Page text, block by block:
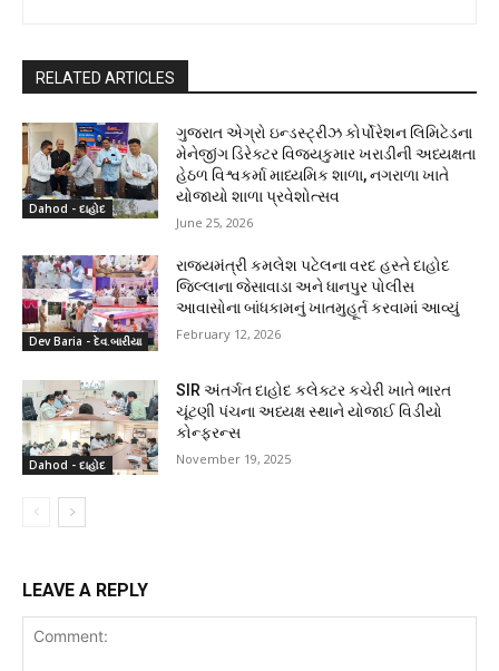
RELATED ARTICLES
Dahod - દાહોદ
ગુજરાત એગ્રો ઇન્ડસ્ટ્રીઝ કોર્પોરેશન લિમિટેડના
મેનેજીંગ ડિરેક્ટર વિજયકુમાર ખરાડીની અધ્યક્ષતા
હેઠળ વિશ્વકર્મા માધ્યમિક શાળા, નગરાળા ખાતે
યોજાયો શાળા પ્રવેશોત્સવ
June 25, 2026
Dev Baria - દેવ.બારીયા
રાજ્યમંત્રી કમલેશ પટેલના વરદ હસ્તે દાહોદ
જિલ્લાના જેસાવાડા અને ધાનપુર પોલીસ
આવાસોના બાંધકામનું ખાતમુહૂર્ત કરવામાં આવ્યું
February 12, 2026
Dahod - દાહોદ
SIR અંતર્ગત દાહોદ કલેક્ટર કચેરી ખાતે ભારત
ચૂંટણી પંચના અધ્યક્ષ સ્થાને યોજાઈ વિડીયો
કોન્ફરન્સ
November 19, 2025
LEAVE A REPLY